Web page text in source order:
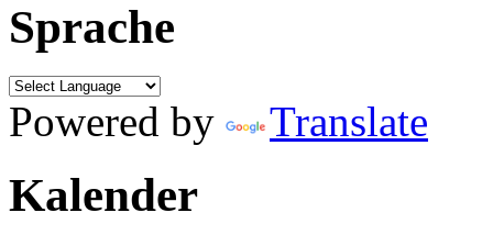
Sprache
Powered by Translate
Kalender